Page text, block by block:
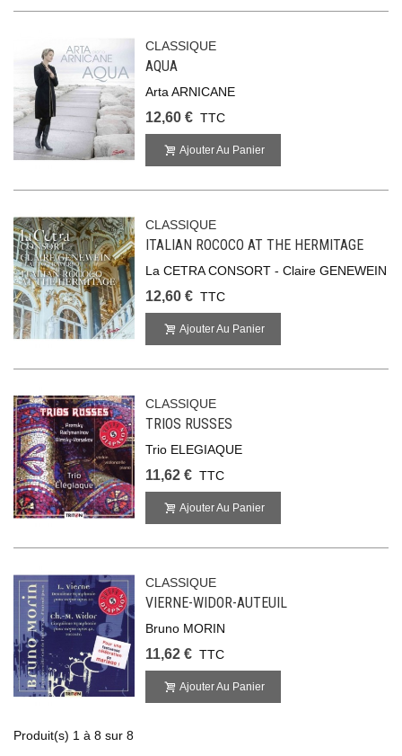
CLASSIQUE
AQUA
Arta ARNICANE
12,60 € TTC
Ajouter Au Panier
CLASSIQUE
ITALIAN ROCOCO AT THE HERMITAGE
La CETRA CONSORT - Claire GENEWEIN
12,60 € TTC
Ajouter Au Panier
CLASSIQUE
TRIOS RUSSES
Trio ELEGIAQUE
11,62 € TTC
Ajouter Au Panier
CLASSIQUE
VIERNE-WIDOR-AUTEUIL
Bruno MORIN
11,62 € TTC
Ajouter Au Panier
Produit(s) 1 à 8 sur 8